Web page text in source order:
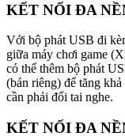
KẾT NỐI ĐA
Với bộ phát USB đi
giữa máy chơi game
có thể thêm bộ phát
(bán riêng) để tăng
cần phải đổi tai nghe.
KẾT NỐI ĐA